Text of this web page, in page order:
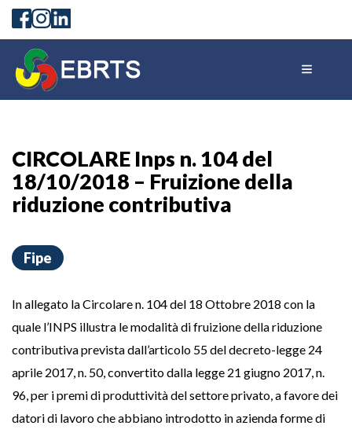
CIRCOLARE Inps n. 104 del
18/10/2018 – Fruizione della
riduzione contributiva
Fipe
In allegato la Circolare n. 104 del 18 Ottobre 2018 con la
quale l’INPS illustra le modalità di fruizione della riduzione
contributiva prevista dall’articolo 55 del decreto-legge 24
aprile 2017, n. 50, convertito dalla legge 21 giugno 2017, n.
96, per i premi di produttività del settore privato, a favore dei
datori di lavoro che abbiano introdotto in azienda forme di